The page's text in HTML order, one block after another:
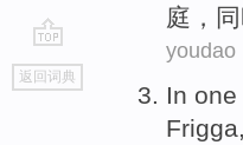
go
top
返回词典
庭 ，
youdao
In one